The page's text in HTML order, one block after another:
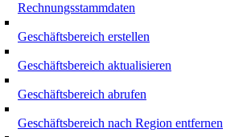
Rechnungsstammdaten
Geschäftsbereich erstellen
Geschäftsbereich aktualisieren
Geschäftsbereich abrufen
Geschäftsbereich nach Region entfernen